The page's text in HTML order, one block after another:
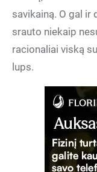
savikainą. O gal
srauto niekaip
racionaliai viską
lups.